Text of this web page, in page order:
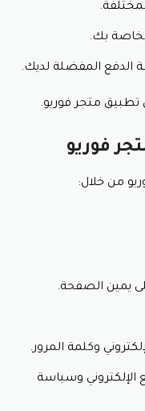
بك.
الدفع المفضلة لديك.
متجر فوريو.
فوريو
من خلال:
يمين الصفحة.
وكلمة المرور.
وسياسة